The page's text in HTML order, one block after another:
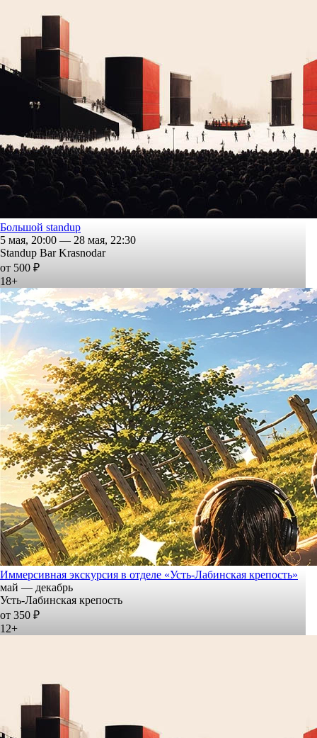
Большой standup
5 мая, 20:00 — 28 мая, 22:30
Standup Bar Krasnodar
от 500 ₽
18+
Иммерсивная экскурсия в отделе «Усть-Лабинская крепость»
май — декабрь
Усть-Лабинская крепость
от 350 ₽
12+